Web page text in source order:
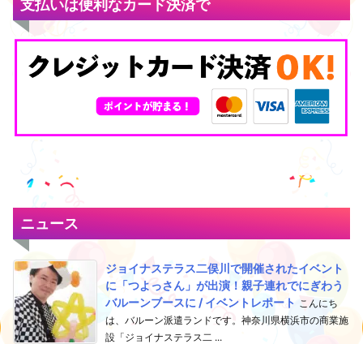
支払いは便利なカード決済で
ニュース
ジョイナステラス二俣川で開催されたイベント
に「つよっさん」が出演！親子連れでにぎわう
バルーンブースに / イベントレポート こんにち
は、バルーン派遣ランドです。神奈川県横浜市の商業施
設「ジョイナステラス二 ...